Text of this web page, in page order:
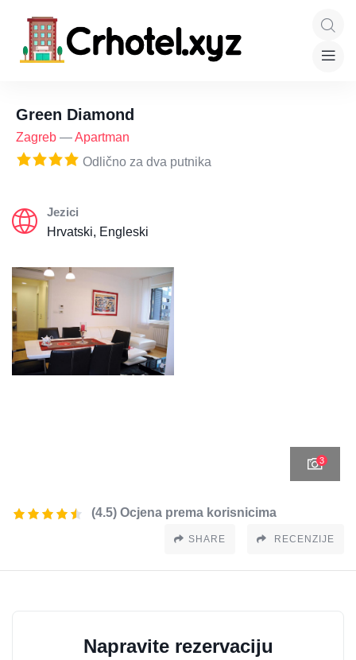
Green Diamond
Zagreb —Apartman
Odlično za dva putnika
Jezici
Hrvatski, Engleski
3
(4.5) Ocjena prema korisnicima
SHARE RECENZIJE
Napravite rezervaciju